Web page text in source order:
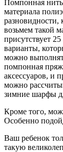
Помпонная нить
материала
разновидности,
возьмем такой
присутствует
варианты,
можно
помпонная
аксессуаров, и
можно
зимние шарфы
Кроме того,
Особенно
Ваш ребенок
такую